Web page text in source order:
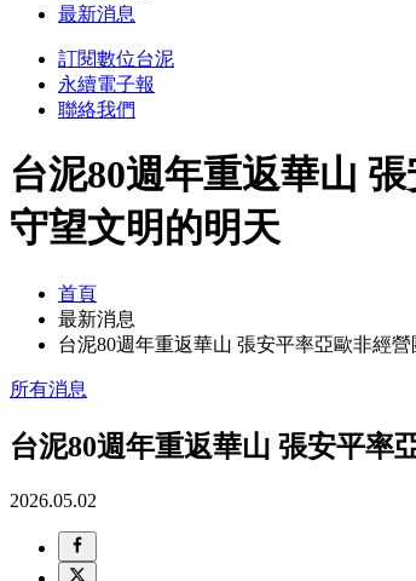
最新消息
訂閱數位台泥
永續電子報
聯絡我們
台泥80週年重返華山
守望文明的明天
首頁
最新消息
台泥80週年重返華山 張安平率亞歐非經
所有消息
台泥80週年重返華山 張安平率
2026.05.02